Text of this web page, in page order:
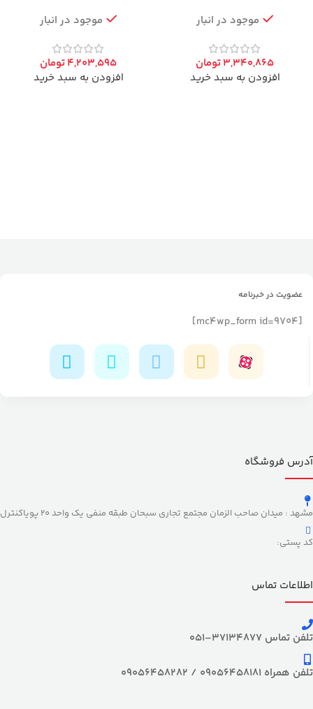
موجود در انبار
3,340,865تومان
افزودن به سبد خرید
موجود در انبار
4,203,595تومان
افزودن به سبد خرید
عضویت در خبرنامه
[mc4wp_form id=9704]
آدرس فروشگاه
مشهد : میدان صاحب الزمان مجتمع تجاری سبحان طبقه منفی یک واحد 20 پویاکنترل
کد پستی:
اطلاعات تماس
تلفن تماس 37134877–051
تلفن همراه 09056458181 / 09056458282